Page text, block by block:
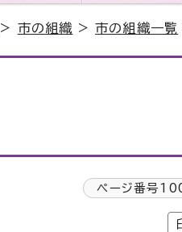
> 市の組織 >市の組織一覧
ページ番号